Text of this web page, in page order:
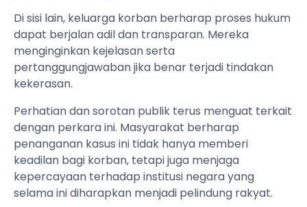
Di sisi lain, keluarga korban berharap proses hukum
dapat berjalan adil dan transparan. Mereka
menginginkan kejelasan serta
pertanggungjawaban jika benar terjadi tindakan
kekerasan.
Perhatian dan sorotan publik terus menguat terkait
dengan perkara ini. Masyarakat berharap
penanganan kasus ini tidak hanya memberi
keadilan bagi korban, tetapi juga menjaga
kepercayaan terhadap institusi negara yang
selama ini diharapkan menjadi pelindung rakyat.